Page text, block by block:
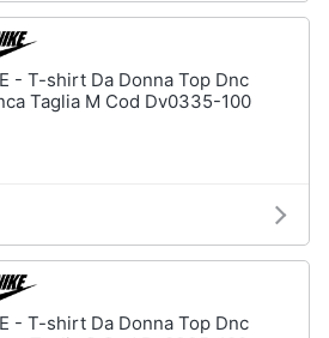
- T-shirt Da Donna Top Dnc
Taglia M Cod Dv0335-100
- T-shirt Da Donna Top Dnc